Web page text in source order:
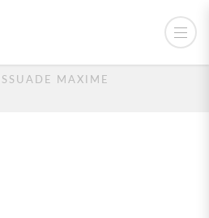
MAXIME